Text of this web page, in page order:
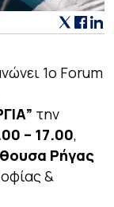
1ο Forum
την
– 17.00,
Ρήγας
&